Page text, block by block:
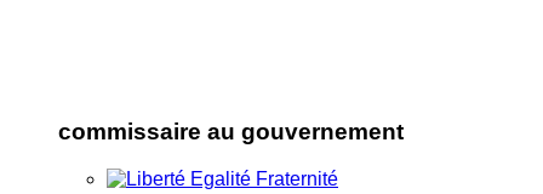
commissaire au gouvernement